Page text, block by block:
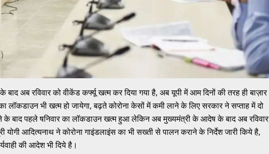
अब रविवार को वीकेंड कर्फ्यू खत्म कर दिया गया है, अब यूपी में आम दिनों की तरह ही बाज़ार
भी खत्म हो जायेगा, बढ़ते कोरोना केसों में कमी लाने के लिए सरकार ने सप्ताह में दो
के बाद पहले षनिवार का लॉकडाउन खत्म हुआ लेकिन अब मुख्यमंत्री के आदेष के बाद अब रविवार
आदित्यनाथ ने कोरोना गाइंडलाइंस का भी सख्ती से पालन कराने के निर्देश जारी किये है,
की आदेश भी दिये है।